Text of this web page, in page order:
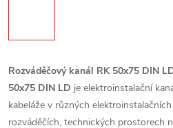
Rozváděčový kanál RK 50x75 DIN
50x75 DIN LD je elektroinstalační
kabeláže v různých
rozváděčích, technických prostorech